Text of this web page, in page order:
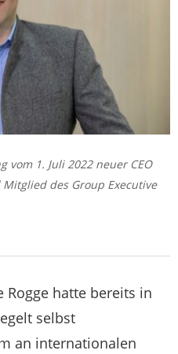
vom 1. Juli 2022 neuer CEO
des Group Executive
Rogge hatte bereits in
selbst
an internationalen